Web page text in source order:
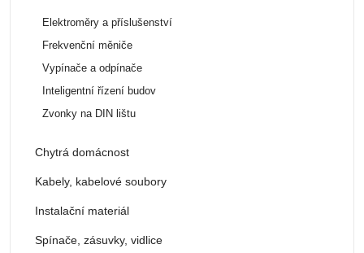
Elektroměry a příslušenství
Frekvenční měniče
Vypínače a odpínače
Inteligentní řízení budov
Zvonky na DIN lištu
Chytrá domácnost
Kabely, kabelové soubory
Instalační materiál
Spínače, zásuvky, vidlice